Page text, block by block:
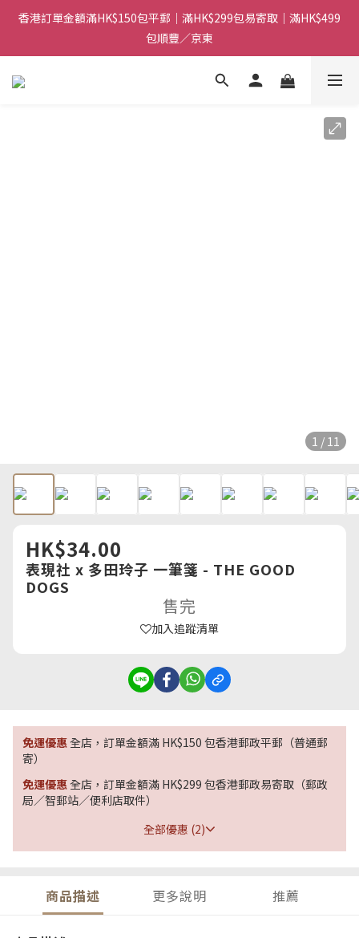
香港訂單金額滿HK$150包平郵｜滿HK$299包易寄取｜滿HK$499
包順豐／京東
香港訂單金額滿HK$150包平郵｜滿HK$299包易寄取｜滿HK$499
包順豐／京東
【網店限定！】指定清貨商品每消費HK$100即享購物金HK$50回
香港訂單金額滿HK$150包平郵｜滿HK$299包易寄取｜滿HK$499
1 / 11
HK$34.00
表現社 x 多田玲子 一筆箋 - THE GOOD
DOGS
售完
加入追蹤清單
免運優惠全店，訂單金額滿 HK$150 包香港郵政平郵（普通郵
寄）
免運優惠全店，訂單金額滿 HK$299 包香港郵政易寄取（郵政
局／智郵站／便利店取件）
全部優惠 (2)
商品描述 更多說明 推薦